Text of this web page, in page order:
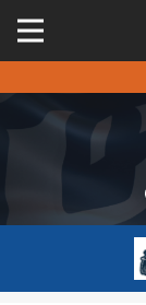
公開男一級
公開女一級